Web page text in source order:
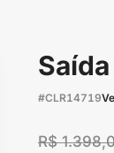
#CLR14719
R$